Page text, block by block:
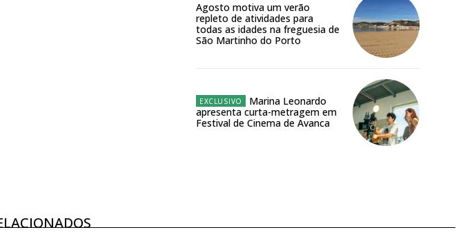
Agosto motiva um verão
repleto de atividades para
todas as idades na freguesia de
São Martinho do Porto
Marina Leonardo
apresenta curta-metragem em
Festival de Cinema de Avanca